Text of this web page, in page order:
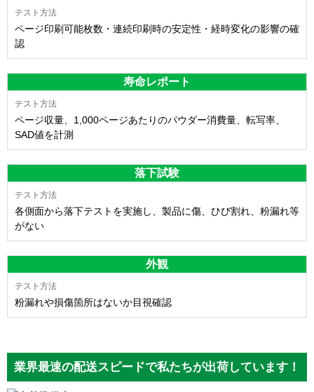
ページ印刷可能枚数・連続印刷時の安定性・経時変化の影響の確
認
寿命レポート
ページ収量、1,000ページあたりのパウダー消費量、転写率、
SAD値を計測
落下試験
各側面から落下テストを実施し、製品に傷、ひび割れ、粉漏れ等
がない
外観
粉漏れや損傷箇所はないか目視確認
業界最速の配送スピードで私たちが出荷しています！